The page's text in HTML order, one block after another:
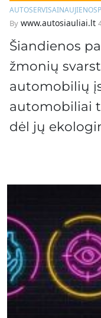
AUTOSERVISAINAUJIENOS
By www.autosiauliai.lt
Šiandienos
žmonių
automobilių
automobiliai
dėl jų